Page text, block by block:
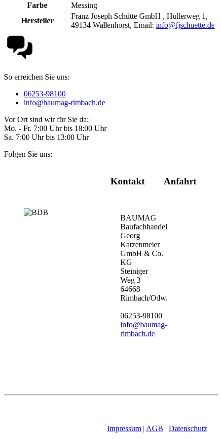
Farbe
Messing
Hersteller
Franz Joseph Schütte GmbH , Hullerweg 1,
49134 Wallenhorst, Email: info@fjschuette.de
So erreichen Sie uns:
06253-98100
info@baumag-rimbach.de
Vor Ort sind wir für Sie da:
Mo. - Fr. 7:00 Uhr bis 18:00 Uhr
Sa. 7:00 Uhr bis 13:00 Uhr
Folgen Sie uns:
Kontakt
BAUMAG
Baufachhandel
Georg
Katzenmeier
GmbH & Co.
KG
Steiniger
Weg 3
64668
Rimbach/Odw.
06253-98100
info@baumag-
rimbach.de
Anfahrt
Impressum | AGB | Datenschutz